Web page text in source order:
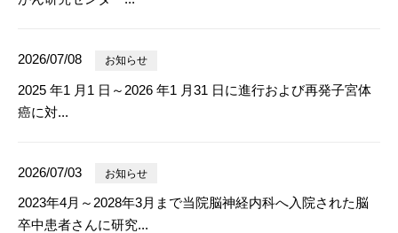
2026/07/08 お知らせ
2025 年1 月1 日～2026 年1 月31 日に進行および再発子宮体
癌に対...
2026/07/03 お知らせ
2023年4月～2028年3月まで当院脳神経内科へ入院された脳
卒中患者さんに研究...